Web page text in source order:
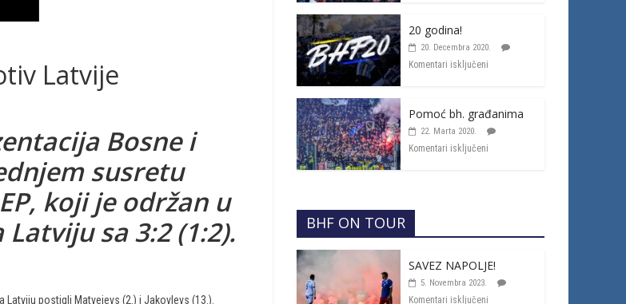
Latvije
Bosne i
susretu
koji je održan u
sa 3:2 (1:2).
Latviju postigli Matvejevs (2.) i Jakovlevs (13.).
20 godina!
20. Decembra 2020.
Komentari isključeni
Pomoć bh. građanima
22. Marta 2020.
Komentari isključeni
BHF ON TOUR
SAVEZ NAPOLJE!
5. Novembra 2023.
Komentari isključeni